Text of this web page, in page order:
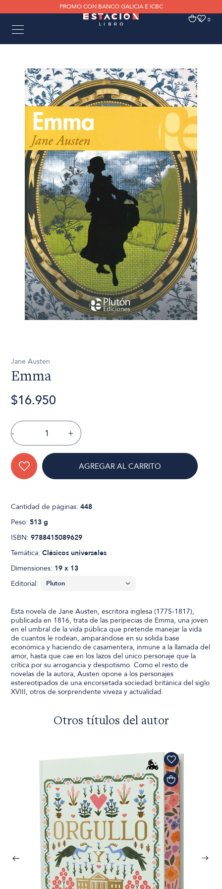
PROMO CON BANCO GALICIA E ICBC
0 0
Jane Austen
Emma
$16.950
- +
AGREGAR AL CARRITO
Cantidad de páginas:448
Peso:513 g
ISBN:9788415089629
Temática:Clásicos universales
Dimensiones: 19 x 13
Editorial:
Esta novela de Jane Austen, escritora inglesa (1775-1817),
publicada en 1816, trata de las peripecias de Emma, una joven
en el umbral de la vida pública que pretende manejar la vida
de cuantos le rodean, amparándose en su sólida base
económica y haciendo de casamentera, inmune a la llamada del
amor, hasta que cae en los lazos del único personaje que la
crítica por su arrogancia y despotismo. Como el resto de
novelas de la autora, Austen opone a los personajes
estereotipados de una encorsetada sociedad británica del siglo
XVIII, otros de sorprendente viveza y actualidad.
Otros títulos del autor